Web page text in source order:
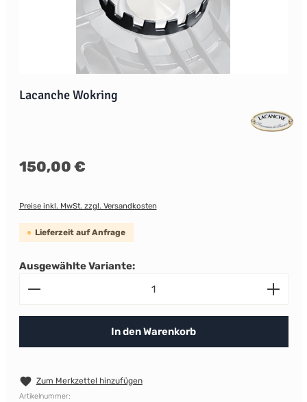
Lacanche Wokring
Regulärer Preis:
150,00 €
Preise inkl. MwSt. zzgl. Versandkosten
Lieferzeit auf Anfrage
Ausgewählte Variante:
Produkt Anzahl: Gib den gewünschten Wert ein
In den Warenkorb
Zum Merkzettel hinzufügen
Artikelnummer: